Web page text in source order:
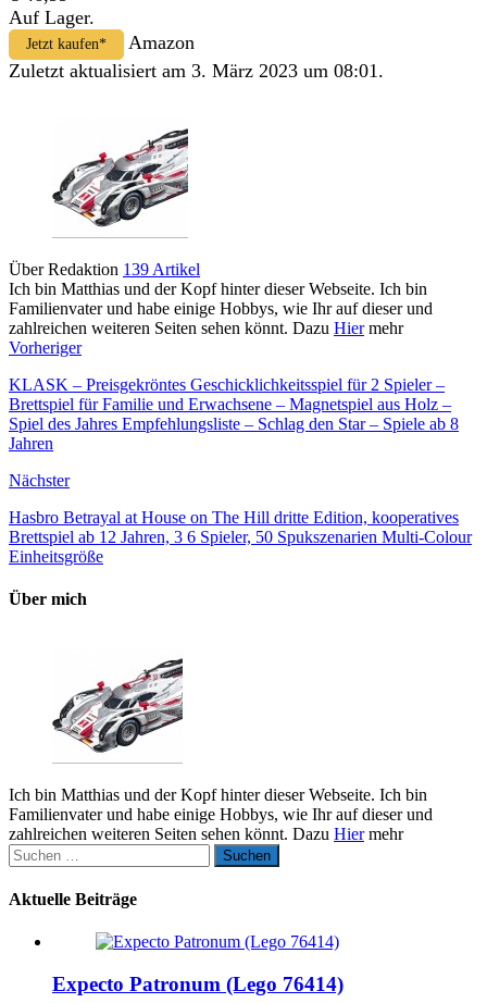
Auf Lager.
Jetzt kaufen*
Amazon
Zuletzt aktualisiert am 3. März 2023 um 08:01.
Über Redaktion 139 Artikel
Ich bin Matthias und der Kopf hinter dieser Webseite. Ich bin
Familienvater und habe einige Hobbys, wie Ihr auf dieser und
zahlreichen weiteren Seiten sehen könnt. Dazu Hiermehr
Vorheriger
KLASK – Preisgekröntes Geschicklichkeitsspiel für 2 Spieler –
Brettspiel für Familie und Erwachsene – Magnetspiel aus Holz –
Spiel des Jahres Empfehlungsliste – Schlag den Star – Spiele ab 8
Jahren
Nächster
Hasbro Betrayal at House on The Hill dritte Edition, kooperatives
Brettspiel ab 12 Jahren, 3 6 Spieler, 50 Spukszenarien Multi-Colour
Einheitsgröße
Über mich
Ich bin Matthias und der Kopf hinter dieser Webseite. Ich bin
Familienvater und habe einige Hobbys, wie Ihr auf dieser und
zahlreichen weiteren Seiten sehen könnt. Dazu Hiermehr
Suchen
nach:
Aktuelle Beiträge
Expecto Patronum (Lego 76414)